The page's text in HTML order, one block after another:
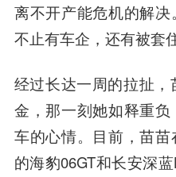
离不开产能危机的解
不止有车企，还有被套
经过长达一周的拉扯，
金，那一刻她如释重
车的心情。目前，苗
的海豹06GT和长安深